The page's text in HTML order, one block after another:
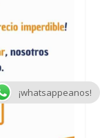
¡whatsappeanos!